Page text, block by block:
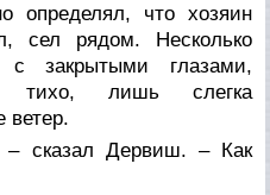
определял, что хозяин
сел рядом. Несколько
закрытыми глазами,
тихо, лишь слегка
ветер.
сказал Дервиш. – Как